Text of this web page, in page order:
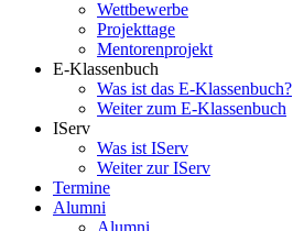
Wettbewerbe
Projekttage
Mentorenprojekt
E-Klassenbuch
Was ist das E-Klassenbuch?
Weiter zum E-Klassenbuch
IServ
Was ist IServ
Weiter zur IServ
Termine
Alumni
Alumni